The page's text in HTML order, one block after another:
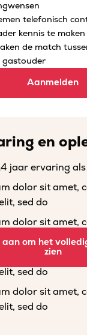
telefonisch
kennis te maken
de match
gastouder
Aanmelden
en
jaar ervaring
dolor sit amet,
sed do
dolor sit amet,
sed do
dolor sit amet,
sed do
dolor sit amet,
sed do
aan om het
zien